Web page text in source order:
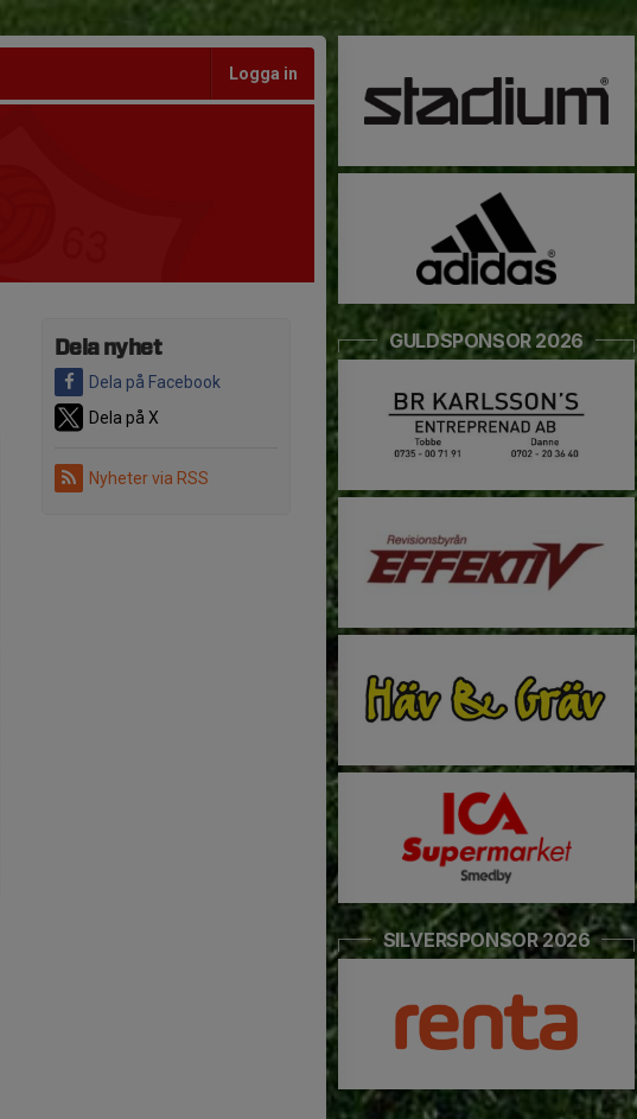
Logga in
Dela nyhet
Dela på Facebook
Dela på X
Nyheter via RSS
GULDSPONSOR 2026
SILVERSPONSOR 2026